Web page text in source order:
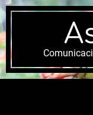
Skip
to
content